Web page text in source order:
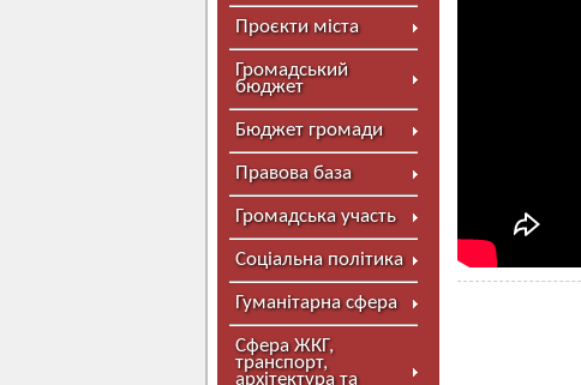
Проєкти міста
Громадський
бюджет
Бюджет громади
Правова база
Громадська участь
Соціальна політика
Гуманітарна сфера
Сфера ЖКГ,
транспорт,
архітектура та